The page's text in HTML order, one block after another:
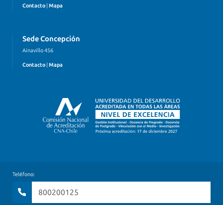
Contacto Mapa
Sede Concepción
Ainavillo 456
Contacto Mapa
Teléfono:
800200125